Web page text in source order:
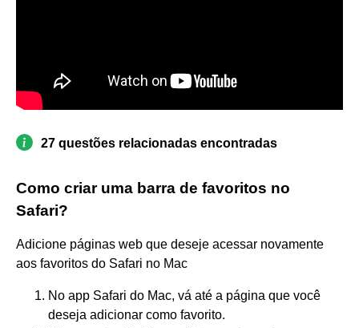
27 questões relacionadas encontradas
Como criar uma barra de favoritos no
Safari?
Adicione páginas web que deseje acessar novamente
aos favoritos do Safari no Mac
No app Safari do Mac, vá até a página que você
deseja adicionar como favorito.